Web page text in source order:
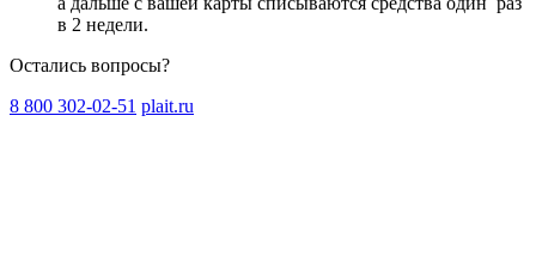
в 2 недели.
Остались вопросы?
8 800 302-02-51 plait.ru